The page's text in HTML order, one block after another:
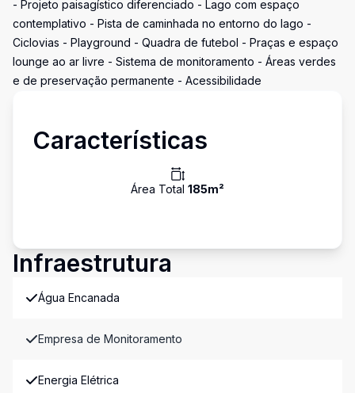
- Projeto paisagístico diferenciado - Lago com espaço
contemplativo - Pista de caminhada no entorno do lago -
Ciclovias - Playground - Quadra de futebol - Praças e espaço
lounge ao ar livre - Sistema de monitoramento - Áreas verdes
e de preservação permanente - Acessibilidade
Características
Área Total 185m²
Infraestrutura
Água Encanada
Empresa de Monitoramento
Energia Elétrica